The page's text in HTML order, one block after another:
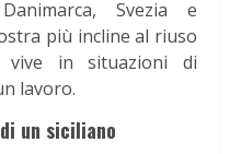
Svezia e
più incline al riuso
in situazioni di
lavoro.
un siciliano